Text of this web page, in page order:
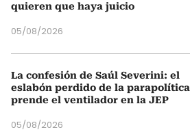
quieren que haya juicio
05/08/2026
La confesión de Saúl Severini: el
eslabón perdido de la parapolítica
prende el ventilador en la JEP
05/08/2026